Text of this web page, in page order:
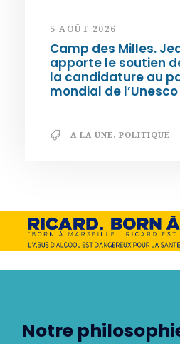
5 AOÛT 2026
Camp des Milles.
apporte le soutien
la candidature au
mondial de l’Unesco
A LA UNE, POLITIQUE
Notre